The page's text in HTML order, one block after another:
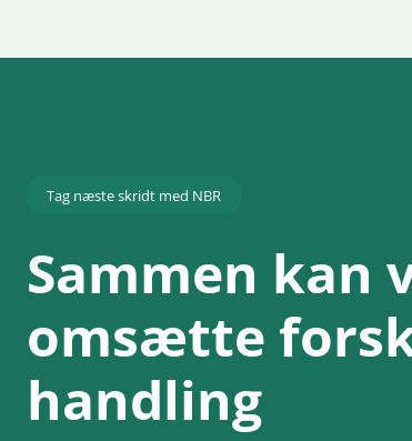
Tag næste skridt med NBR
Sammen kan
omsætte
handling